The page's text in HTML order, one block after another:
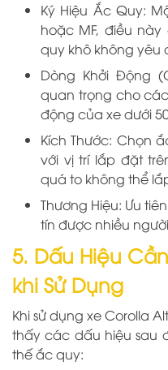
Ký Hiệu Ắc Quy:
hoặc MF, điều
quy khô không yêu
Dòng Khởi Động
quan trọng cho
động của xe dưới
Kích Thước: Chọn
với vị trí lắp đặt
quá to không thể
Thương Hiệu: Ưu
tín được nhiều
5. Dấu Hiệu
khi Sử Dụng
Khi sử dụng xe Corolla
thấy các dấu hiệu sau
thế ắc quy: